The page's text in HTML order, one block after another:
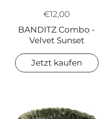
€12,00
BANDITZ Combo -
Velvet Sunset
Jetzt kaufen